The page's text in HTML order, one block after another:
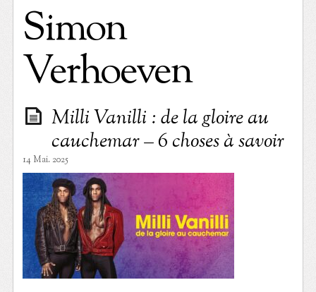
Simon
Verhoeven
Milli Vanilli : de la gloire au
cauchemar – 6 choses à savoir
14 Mai. 2025